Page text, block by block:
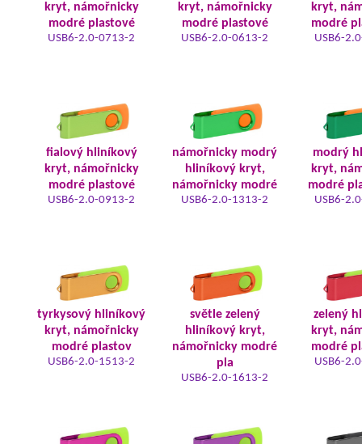
kryt, námořnicky
modré plastové
USB6-2.0-0713-2
kryt, námořnicky
modré plastové
USB6-2.0-0613-2
kryt,
modré
USB6-
fialový hliníkový
kryt, námořnicky
modré plastové
USB6-2.0-0913-2
námořnicky modrý
hliníkový kryt,
námořnicky modré
USB6-2.0-1313-2
modrý
kryt,
modré
USB6-
tyrkysový hliníkový
kryt, námořnicky
modré plastov
USB6-2.0-1513-2
světle zelený
hliníkový kryt,
námořnicky modré
pla
USB6-2.0-1613-2
zelený
kryt,
modré
USB6-